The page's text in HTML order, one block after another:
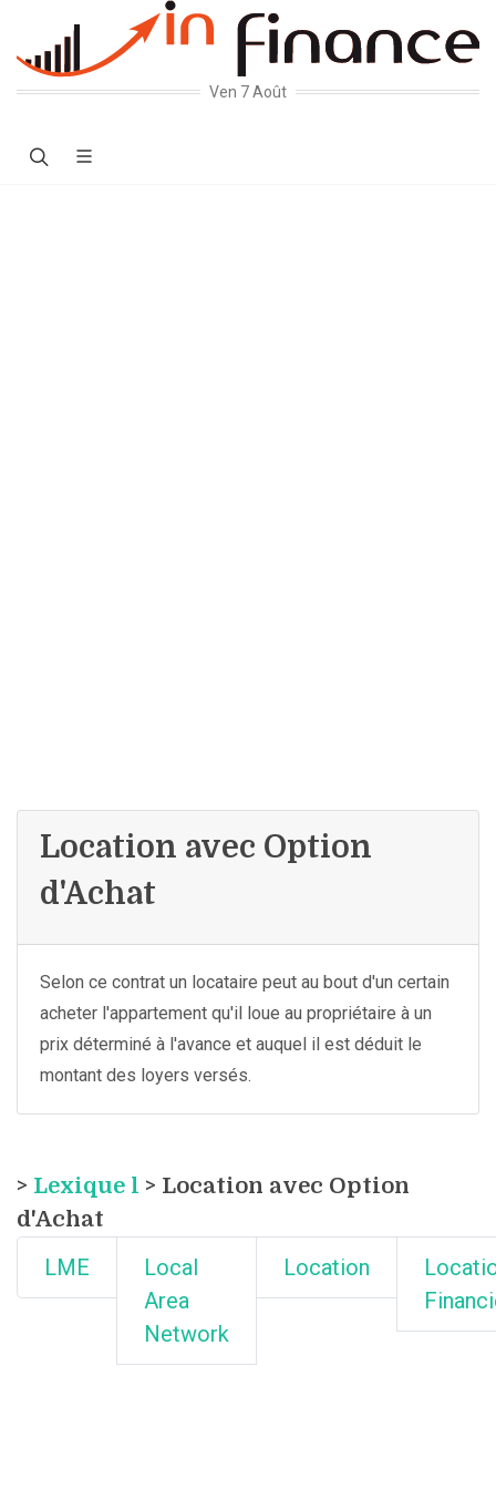
Ven 7 Août
Location avec Option
d'Achat
Selon ce contrat un locataire peut au bout d'un certain
acheter l'appartement qu'il loue au propriétaire à un
prix déterminé à l'avance et auquel il est déduit le
montant des loyers versés.
> Lexique l > Location avec Option
d'Achat
LME
Local
Area
Network
Location